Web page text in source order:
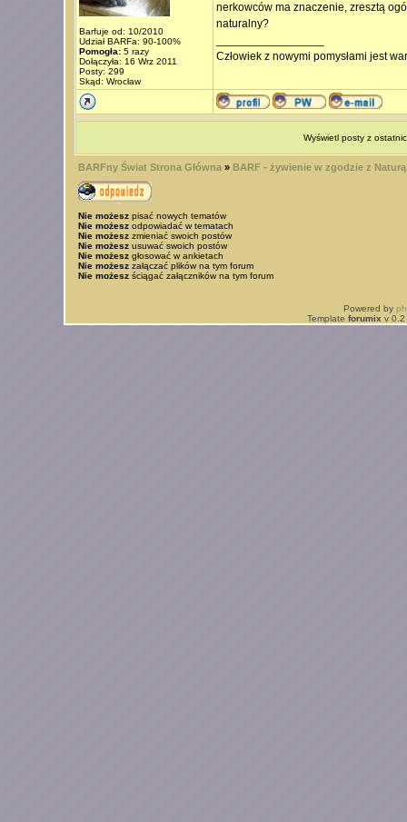
Barfuje od: 10/2010
Udział BARFa: 90-100%
Pomogła:5 razy
Dołączyła: 16 Wrz 2011
Posty: 299
Skąd: Wrocław
nerkowców ma znaczenie, zresztą
naturalny?
Człowiek z nowymi pomysłami jest
Wyświetl posty z
BARFny Świat Strona Główna» BARF - żywienie w zgodzie z Naturą
Nie możeszpisać nowych tematów
Nie możeszodpowiadać w tematach
Nie możeszzmieniać swoich postów
Nie możeszusuwać swoich postów
Nie możeszgłosować w ankietach
Nie możeszzałączać plików na tym forum
Nie możeszściągać załączników na tym forum
Powered by
Template forumix v 0.2